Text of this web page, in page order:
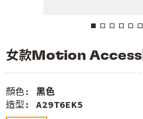
女款Motion Access
顏色: 黑色
造型: A29T6EK5